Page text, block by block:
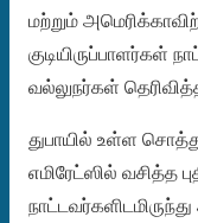
மற்றும்
குடியிருப்பாளர்கள்
வல்லுநர்கள்
துபாயில் உள்ள
எமிரேட்ஸில் வசித்த